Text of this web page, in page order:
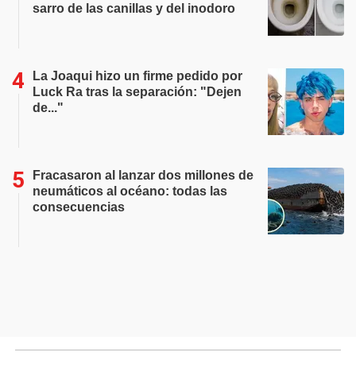
sarro de las canillas y del inodoro
La Joaqui hizo un firme pedido por
Luck Ra tras la separación: "Dejen
de..."
Fracasaron al lanzar dos millones de
neumáticos al océano: todas las
consecuencias